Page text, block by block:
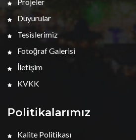
Duyurular
Tesislerimiz
Fotoğraf Galerisi
İletişim
KVKK
Politikalarımız
Kalite Politikası